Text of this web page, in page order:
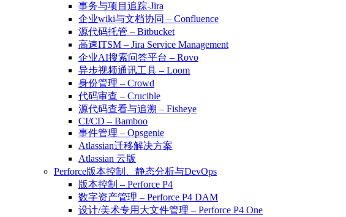
事务与项目追踪-Jira
企业wiki与文档协同 – Confluence
源代码托管 – Bitbucket
高速ITSM – Jira Service Management
企业AI搜索问答平台 – Rovo
异步视频通讯工具 – Loom
身份管理 – Crowd
代码审查 – Crucible
源代码查看与追溯 – Fisheye
CI/CD – Bamboo
事件管理 – Opsgenie
Atlassian迁移解决方案
Atlassian 云版
Perforce版本控制、静态分析与DevOps
版本控制 – Perforce P4
数字资产管理 – Perforce P4 DAM
设计/美术专用大文件管理 – Perforce P4 One